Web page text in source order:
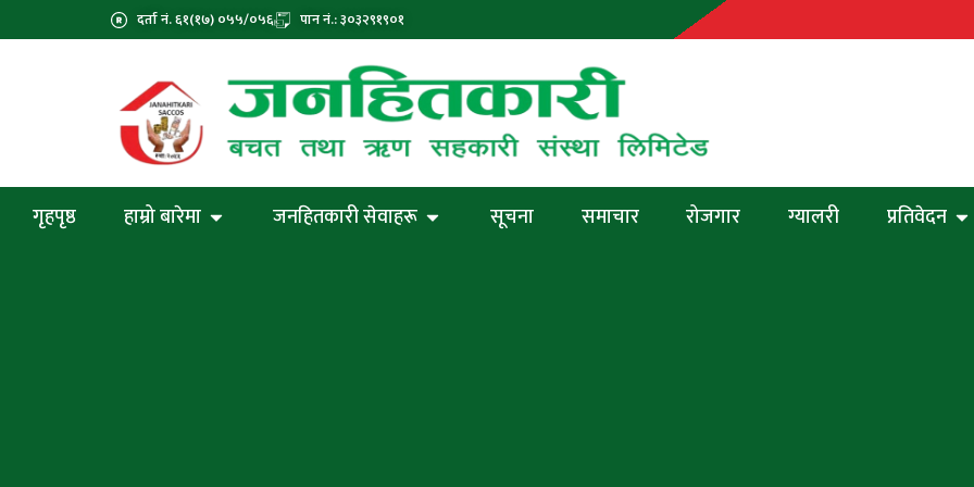
दर्ता नं. ६१(१७) ०५५/०५६ पान नं.: ३०३२९१९०१
गृहपृष्ठ हाम्रो बारेमा जनहितकारी सेवाहरू सूचना समाचार रोजगार ग्यालरी प्रतिवेदन